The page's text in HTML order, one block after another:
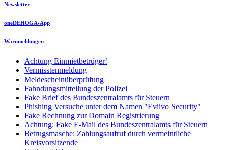
Newsletter
oneDEHOGA-App
Warnmeldungen
Achtung Einmietbetrüger!
Vermisstenmeldung
Meldescheinüberprüfung
Fahndungsmitteilung der Polizei
Fake Brief des Bundeszentralamts für Steuern
Phishing Versuche unter dem Namen "Eviivo Security"
Fake Rechnung zur Domain Registrierung
Achtung: Fake E-Mail des Bundeszentralamts für Steuern
Betrugsmasche: Zahlungsaufruf durch vermeintliche
Kreisvorsitzende